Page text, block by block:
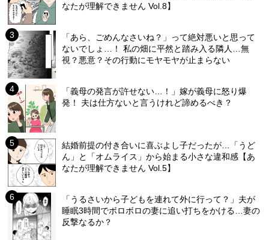
なたが理解できません Vol.8】
「あら、ごめんなさいね？」って絶対悪いと思って
ないでしょ…！ 私の畑に平然と踏み入る隣人…無
視？悪意？その行動にモヤモヤが止まらない
「義母の発言が許せない…！」嫁が義母に怒り爆
発！ 夫は仕方ないと言うけれど諦めるべき？
結婚前提の付き合いに喜ぶよし子だったが…「うど
ん」と「オムライス」から始まる小さな違和感【あ
なたが理解できません Vol.5】
「うるさいから子どもを連れて外に行って？」夫が
睡眠3時間でボロボロの妻に追い打ちをかける…妻の
反撃なるか？